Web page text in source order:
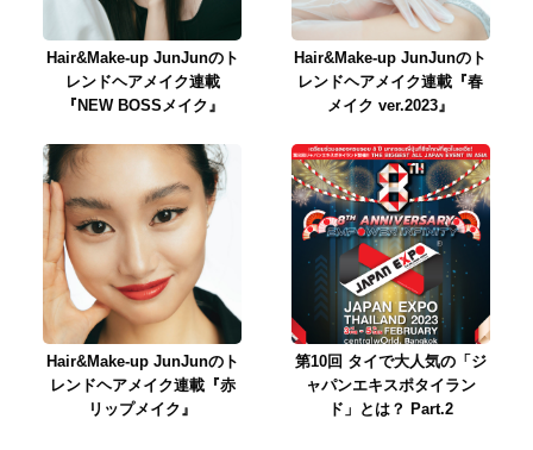
Hair&Make-up JunJunのト
レンドヘアメイク連載
『NEW BOSSメイク』
Hair&Make-up JunJunのト
レンドヘアメイク連載『春
メイク ver.2023』
Hair&Make-up JunJunのト
レンドヘアメイク連載『赤
リップメイク』
第10回 タイで大人気の「ジ
ャパンエキスポタイラン
ド」とは？ Part.2